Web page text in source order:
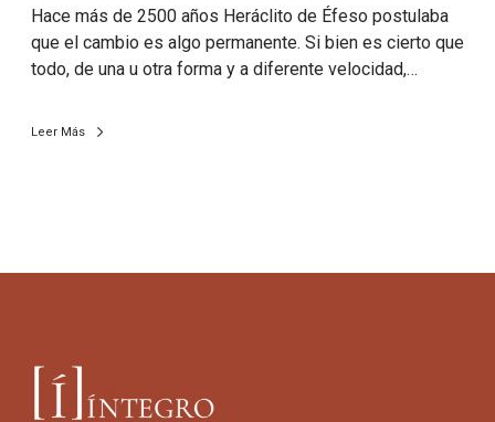
Hace más de 2500 años Heráclito de Éfeso postulaba
que el cambio es algo permanente. Si bien es cierto que
todo, de una u otra forma y a diferente velocidad,…
Leer Más